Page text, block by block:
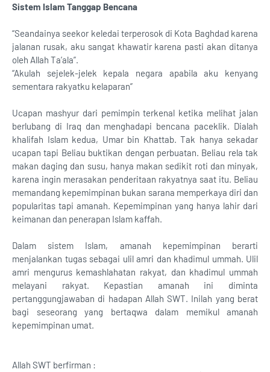
Sistem Islam Tanggap Bencana
“Seandainya seekor keledai terperosok di Kota Baghdad karena
jalanan rusak, aku sangat khawatir karena pasti akan ditanya
oleh Allah Ta’ala”.
“Akulah sejelek-jelek kepala negara apabila aku kenyang
sementara rakyatku kelaparan”
Ucapan mashyur dari pemimpin terkenal ketika melihat jalan
berlubang di Iraq dan menghadapi bencana paceklik. Dialah
khalifah Islam kedua, Umar bin Khattab. Tak hanya sekadar
ucapan tapi Beliau buktikan dengan perbuatan. Beliau rela tak
makan daging dan susu, hanya makan sedikit roti dan minyak,
karena ingin merasakan penderitaan rakyatnya saat itu. Beliau
memandang kepemimpinan bukan sarana memperkaya diri dan
popularitas tapi amanah. Kepemimpinan yang hanya lahir dari
keimanan dan penerapan Islam kaffah.
Dalam sistem Islam, amanah kepemimpinan berarti
menjalankan tugas sebagai ulil amri dan khadimul ummah. Ulil
amri mengurus kemashlahatan rakyat, dan khadimul ummah
melayani rakyat. Kepastian amanah ini diminta
pertanggungjawaban di hadapan Allah SWT. Inilah yang berat
bagi seseorang yang bertaqwa dalam memikul amanah
kepemimpinan umat.
Allah SWT berfirman :